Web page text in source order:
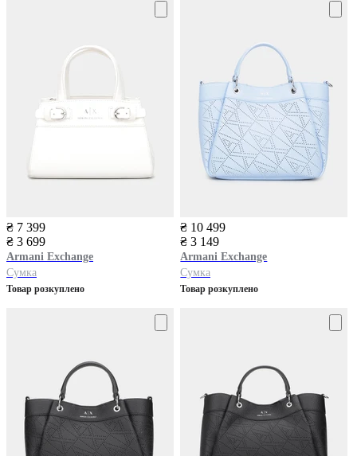
₴ 7 399
₴ 3 699
Armani Exchange
Сумка
Товар розкуплено
₴ 10 499
₴ 3 149
Armani Exchange
Сумка
Товар розкуплено